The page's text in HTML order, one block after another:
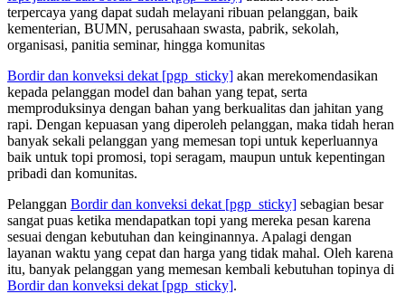
terpercaya yang dapat sudah melayani ribuan pelanggan, baik
kementerian, BUMN, perusahaan swasta, pabrik, sekolah,
organisasi, panitia seminar, hingga komunitas
Bordir dan konveksi dekat [pgp_sticky] akan merekomendasikan
kepada pelanggan model dan bahan yang tepat, serta
memproduksinya dengan bahan yang berkualitas dan jahitan yang
rapi. Dengan kepuasan yang diperoleh pelanggan, maka tidah heran
banyak sekali pelanggan yang memesan topi untuk keperluannya
baik untuk topi promosi, topi seragam, maupun untuk kepentingan
pribadi dan komunitas.
Pelanggan Bordir dan konveksi dekat [pgp_sticky] sebagian besar
sangat puas ketika mendapatkan topi yang mereka pesan karena
sesuai dengan kebutuhan dan keinginannya. Apalagi dengan
layanan waktu yang cepat dan harga yang tidak mahal. Oleh karena
itu, banyak pelanggan yang memesan kembali kebutuhan topinya di
Bordir dan konveksi dekat [pgp_sticky].